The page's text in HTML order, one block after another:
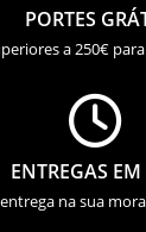
PORTES
a 250€

ENTREGAS
na sua